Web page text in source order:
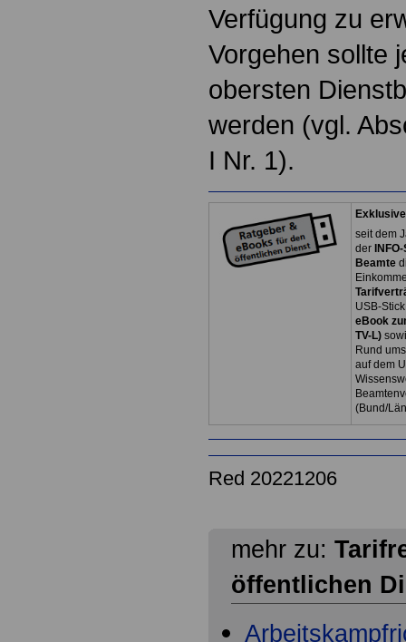
Verfügung zu
Vorgehen sollte
obersten
werden (vgl.
I Nr. 1).
seit dem
der
Beamte
USB-
eBook
TV-L)
Rund
auf dem
(Bund/
Red 20221206
mehr zu:
öffentlichen